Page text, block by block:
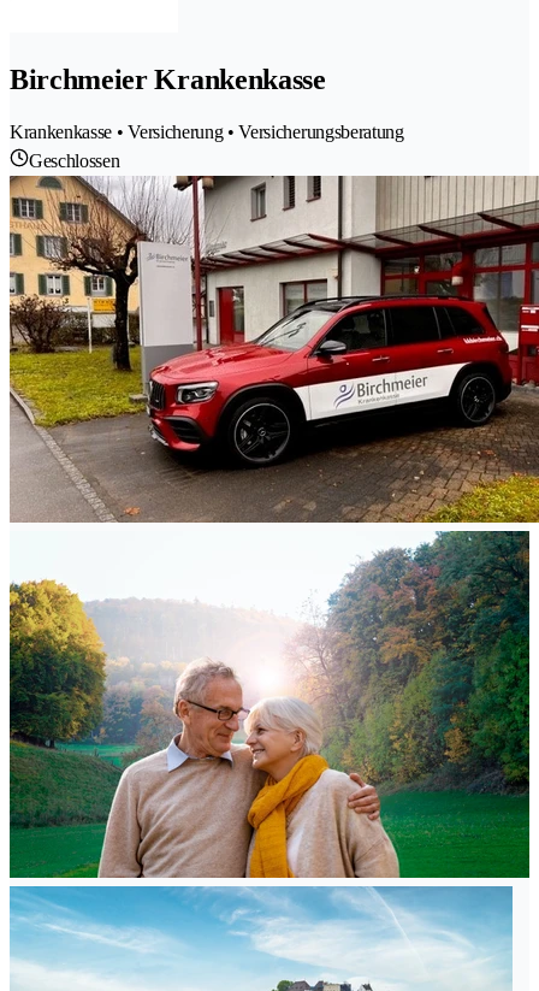
Birchmeier Krankenkasse
Krankenkasse • Versicherung • Versicherungsberatung
Geschlossen